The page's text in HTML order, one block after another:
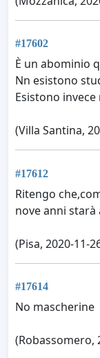
#17602
È un abominio
Nn esistono
Esistono
(Villa Santina,
#17612
Ritengo
nove anni starà
(Pisa, 2020-11-
#17614
No mascherine
(Robassomero,